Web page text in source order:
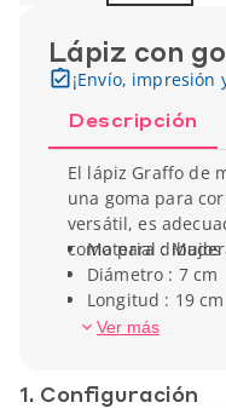
Lápiz con
¡Envío,
Descripción
El lápiz Graffo de
una goma para
versátil, es
como para
Material :
Diámetro : 7 cm
Longitud : 19 cm
Peso unitario :
Ver más
1. Conf­iguración